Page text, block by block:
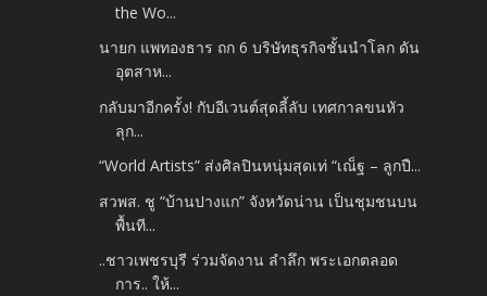
the Wo...
นายก แพทองธาร ถก 6 บริษัทธุรกิจชั้นนำโลก ดัน
อุตสาห...
กลับมาอีกครั้ง! กับอีเวนต์สุดลี้ลับ เทศกาลขนหัว
ลุก...
“World Artists” ส่งศิลปินหนุ่มสุดเท่ “เณ็ฐ – ลูกปื...
สวพส. ชู “บ้านปางแก” จังหวัดน่าน เป็นชุมชนบน
พื้นที...
..ชาวเพชรบุรี ร่วมจัดงาน ลำลึก พระเอกตลอด
การ.. ให้...